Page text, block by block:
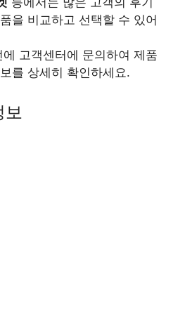
을 비교하고 선택할 수 있어
에 고객센터에 문의하여 제품
를 상세히 확인하세요.